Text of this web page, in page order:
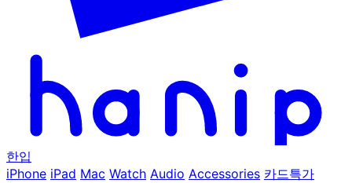
한입
iPhone iPad Mac Watch Audio Accessories 카드특가